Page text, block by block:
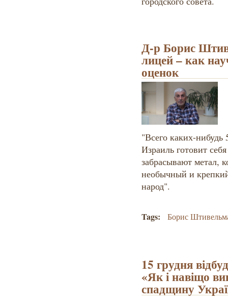
Д-р Борис
лицей – как
оценок
"Всего каких-нибудь
Израиль готовит
забрасывают метал,
необычный и
народ".
Tags: Борис
15 грудня
«Як і навіщо
спадщину